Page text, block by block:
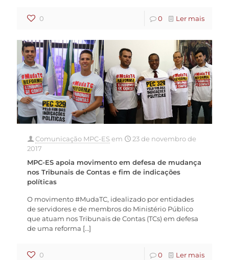
0 0 Ler mais
Comunicação MPC-ESem
23 de novembro de
2017
MPC-ES apoia movimento em defesa de mudança
nos Tribunais de Contas e fim de indicações
políticas
O movimento #MudaTC, idealizado por entidades
de servidores e de membros do Ministério Público
que atuam nos Tribunais de Contas (TCs) em defesa
de uma reforma […]
0 0 Ler mais